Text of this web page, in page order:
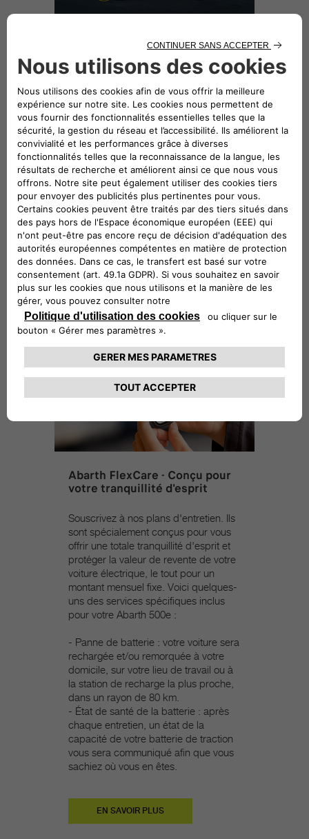
SERVICES ET SOLUTIONS
500e avec :
- Une gamme complète de solutions
de recharge et d'accessoires pour
s'adapter à votre vie
- Installation d'un chargeur mural à
votre domicile pour faciliter la
recharge
- L'application Free2move pour les
emplacements de recharge et la
planification d'itinéraires.
PRENEZ RENDEZ-VOUS EN LIGNE
Abarth FlexCare - Conçu pour
votre tranquillité d'esprit
Souscrivez à nos plans d'entretien. Ils
sont spécialement conçus pour vous
offrir une totale tranquillité d'esprit et
protéger la valeur de revente de votre
voiture électrique, le tout pour un
montant mensuel fixe. Voici quelques-
uns des services spécifiques inclus
pour votre Abarth 500e :
- Panne de batterie : votre voiture sera
rechargée et/ou remorquée à votre
domicile, sur votre lieu de travail ou à
la station de recharge la plus proche,
dans un rayon de 80 km.
- État de santé de la batterie : après
chaque entretien, un état de la
capacité de votre batterie de traction
vous sera communiqué afin que vous
sachiez où vous en êtes.
EN SAVOIR PLUS